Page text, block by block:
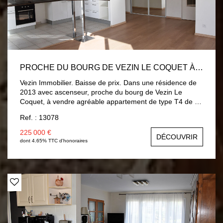
PROCHE DU BOURG DE VEZIN LE COQUET À VENDRE BEL APPARTEMENT T4 DE 87 M2 EN DERNIER ÉTAGE EXPOSÉ OUEST
Vezin Immobilier. Baisse de prix. Dans une résidence de
2013 avec ascenseur, proche du bourg de Vezin Le
Coquet, à vendre agréable appartement de type T4 de 87
très lumineux avec une cuisine ouverte aménagée et
équipée (39 m2) donnant sur un beau balcon exposé
ouest, trois chambres, dont une avec un placard et un
balcon, une salle de bains, un cellier avec branchement
machine à laver et un wc. Chauffage collectif bois, très
bon classement énergétique : A. Deux places de parkings
en sous-sol. Libre de toute occupation. Belle opportunité
pour cet appartement lumineux en dernier étage. A
découvrir sur notre site internet. Contact: Anne
Nerbusson : 06 87 48 95 53.
Ref. : 13078
225 000 €
dont 4.65% TTC d'honoraires DÉCOUVRIR